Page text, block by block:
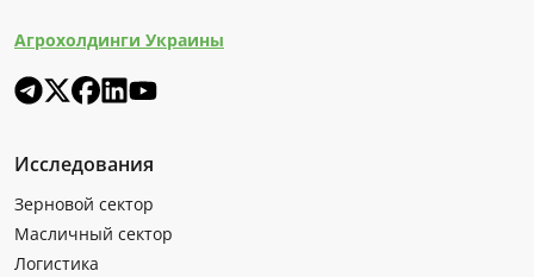
Агрохолдинги Украины
Исследования
Зерновой сектор
Масличный сектор
Логистика